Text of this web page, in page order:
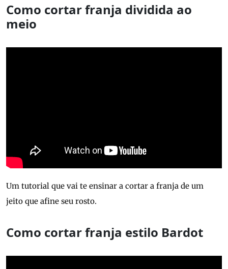
Como cortar franja dividida ao
meio
Um tutorial que vai te ensinar a cortar a franja de um
jeito que afine seu rosto.
Como cortar franja estilo Bardot